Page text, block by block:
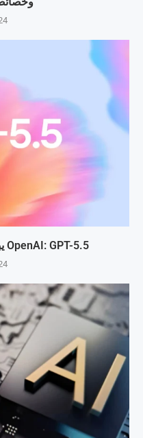
OpenAI: GPT-5.5 يبرمج المهام بذكاء متطور